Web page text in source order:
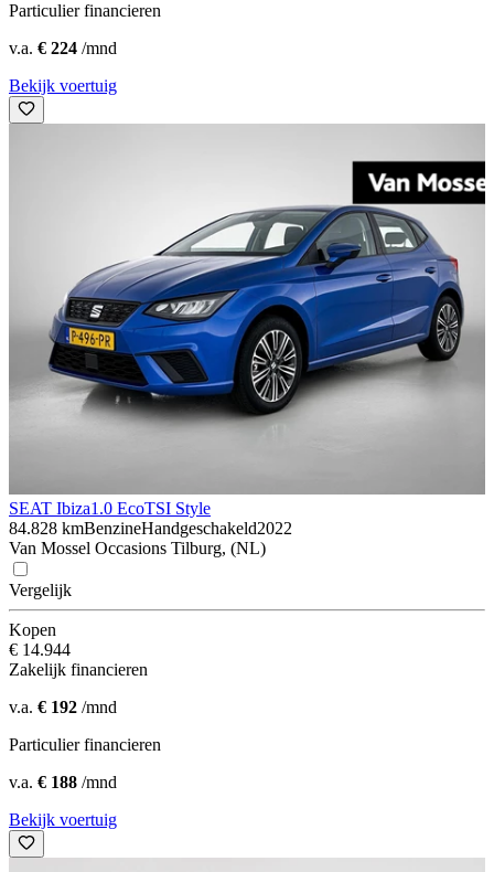
Particulier financieren
v.a. € 224 /mnd
Bekijk voertuig
SEAT Ibiza1.0 EcoTSI Style
84.828 kmBenzineHandgeschakeld2022
Van Mossel Occasions Tilburg, (NL)
Vergelijk
Kopen
€ 14.944
Zakelijk financieren
v.a. € 192 /mnd
Particulier financieren
v.a. € 188 /mnd
Bekijk voertuig